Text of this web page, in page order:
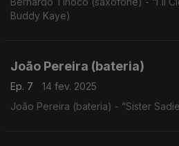
Buddy Kaye)
João Pereira (bateria)
Ep. 7
14 fev. 2025
João Pereira (bateria) - “Sister